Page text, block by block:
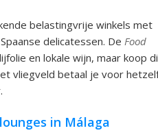
belastingvrije winkels met
delicatessen. De Food
en lokale wijn, maar koop
vliegveld betaal je voor
in Málaga